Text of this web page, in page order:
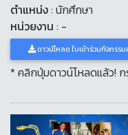
ตำแหน่ง: นักศึกษา
หน่วยงาน : -
ดาวน์โหลด ใบเข้าร่วมกิจกรร
* คลิกปุ่มดาวน์โหลดแล้ว!